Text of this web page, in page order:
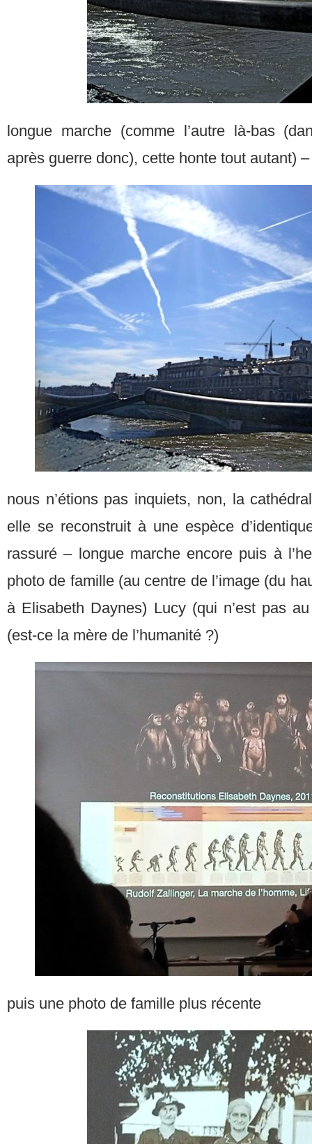
longue marche (comme l’autre là-bas
après guerre donc), cette honte tout autant)
nous n’étions pas inquiets, non, la
elle se reconstruit à une espèce
rassuré – longue marche encore puis à
photo de famille (au centre de l’image (du
à Elisabeth Daynes) Lucy (qui n’est pas
(est-ce la mère de l’humanité ?)
puis une photo de famille plus récente